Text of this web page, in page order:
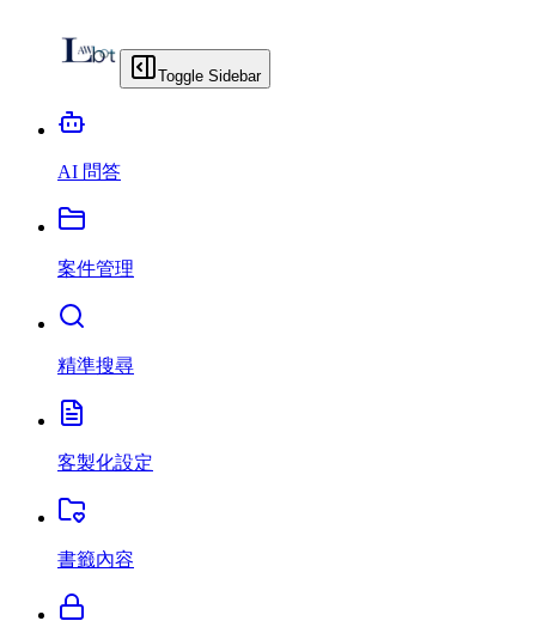
Toggle Sidebar
AI 問答
案件管理
精準搜尋
客製化設定
書籤內容